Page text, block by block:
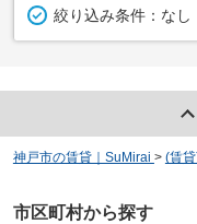
絞り込み条件： なし
神戸市の賃貸｜SuMirai > (賃
市区町村から探す